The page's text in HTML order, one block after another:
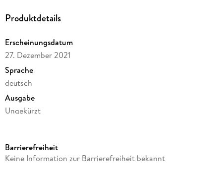
Produktdetails
Erscheinungsdatum
27. Dezember 2021
Sprache
deutsch
Ausgabe
Ungekürzt
Laufzeit
Barrierefreiheit
Keine Information zur Barrierefreiheit bekannt